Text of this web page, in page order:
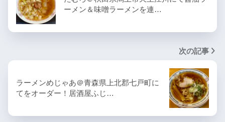
ーメン＆味噌ラーメンを連…
次の記事
ラーメンめじゃあ＠青森県上北郡七戸町に
てをオーダー！居酒屋ふじ…